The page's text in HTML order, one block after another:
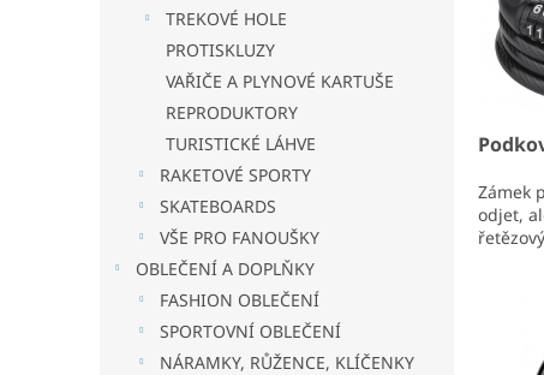
TREKOVÉ HOLE
PROTISKLUZY
VAŘIČE A PLYNOVÉ KARTUŠE
REPRODUKTORY
TURISTICKÉ LÁHVE
RAKETOVÉ SPORTY
SKATEBOARDS
VŠE PRO FANOUŠKY
OBLEČENÍ A DOPLŇKY
FASHION OBLEČENÍ
SPORTOVNÍ OBLEČENÍ
NÁRAMKY, RŮŽENCE, KLÍČENKY
Zámek
odjet,